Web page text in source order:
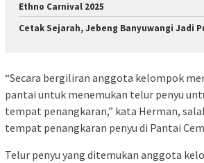
Ethno Carnival 2025
Cetak Sejarah, Jebeng Banyuwangi Jadi
“Secara bergiliran anggota kelompok
pantai untuk menemukan telur penyu
tempat penangkaran,” kata Herman,
tempat penangkaran penyu di Pantai
Telur penyu yang ditemukan anggota